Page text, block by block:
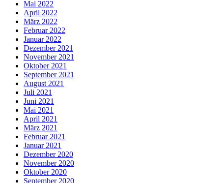
Mai 2022
April 2022
März 2022
Februar 2022
Januar 2022
Dezember 2021
November 2021
Oktober 2021
September 2021
August 2021
Juli 2021
Juni 2021
Mai 2021
April 2021
März 2021
Februar 2021
Januar 2021
Dezember 2020
November 2020
Oktober 2020
September 2020